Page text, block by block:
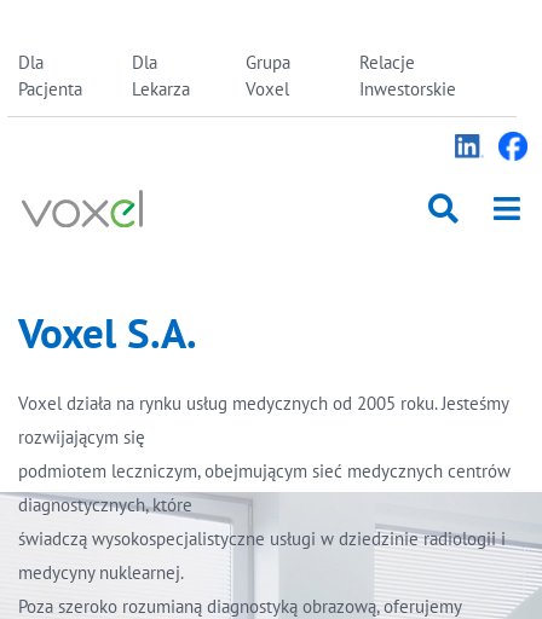
content
Dla
Pacjenta
Dla
Lekarza
Grupa
Voxel
Relacje
Inwestorskie
Voxel S.A.
Voxel działa na rynku usług medycznych od 2005 roku. Jesteśmy
rozwijającym się
podmiotem leczniczym, obejmującym sieć medycznych centrów
diagnostycznych, które
świadczą wysokospecjalistyczne usługi w dziedzinie radiologii i
medycyny nuklearnej.
Poza szeroko rozumianą diagnostyką obrazową, oferujemy